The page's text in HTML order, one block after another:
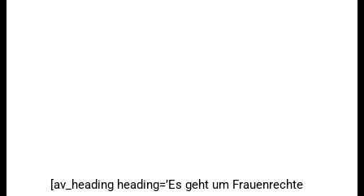
[av_heading heading=’Es geht um Frauenrechte